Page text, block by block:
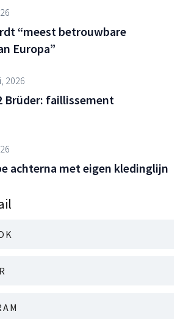
“meest betrouwbare
Europa”
2026
Brüder: faillissement
achterna met eigen kledinglijn